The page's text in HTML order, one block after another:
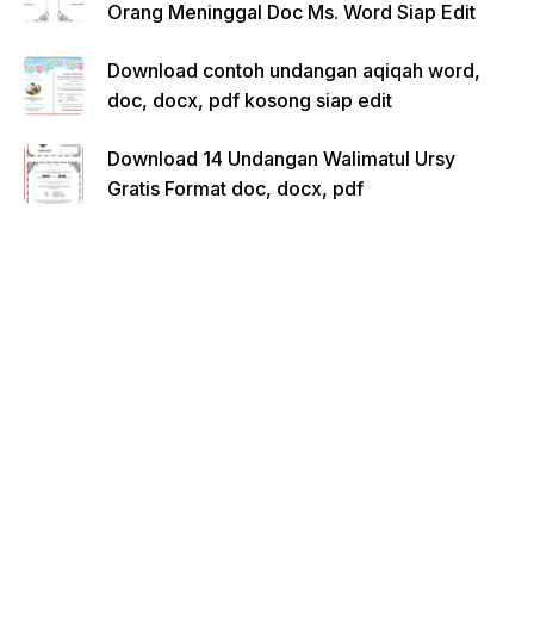
Orang Meninggal Doc Ms. Word Siap Edit
Download contoh undangan aqiqah word,
doc, docx, pdf kosong siap edit
Download 14 Undangan Walimatul Ursy
Gratis Format doc, docx, pdf